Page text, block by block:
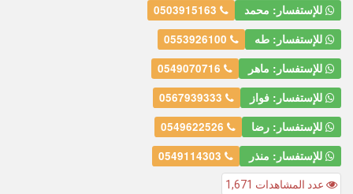
للإستفسار: محمد
للإستفسار: طه
للإستفسار: ماهر
للإستفسار: فواز
للإستفسار: رضا
للإستفسار: منذر
عدد المشاهدات 1,671